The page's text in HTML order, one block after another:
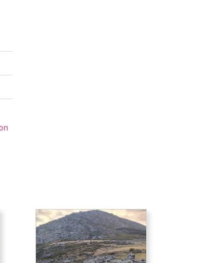
Routes d’Orient et
d’Occident